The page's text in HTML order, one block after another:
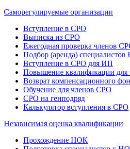
Саморегулируемые организации
Вступление в СРО
Выписка из СРО
Ежегодная проверка членов
Подбор (аренда)
Вступление в СРО для ИП
Повышение квалификации
Возврат компенсационного
Обучение для членов СРО
СРО на генподряд
Калькулятор вступления в СРО
Независимая оценка квалификации
Прохождение НОК